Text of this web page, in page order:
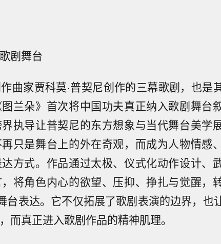
剧舞台
曲家贾科莫·普契尼创作的三幕歌剧，也是
兰朵》首次将中国功夫真正纳入歌剧舞台
执导让普契尼的东方想象与当代舞台美学
只是舞台上的外在奇观，而成为人物情感
方式。作品通过太极、仪式化动作设计、
将角色内心的欲望、压抑、挣扎与觉醒，
台表达。它不仅拓展了歌剧表演的边界，也
而真正进入歌剧作品的精神肌理。